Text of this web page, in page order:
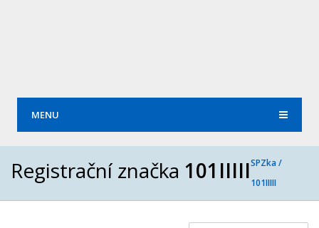
MENU
Registrační značka 101IIIIISPZka /
101IIIII